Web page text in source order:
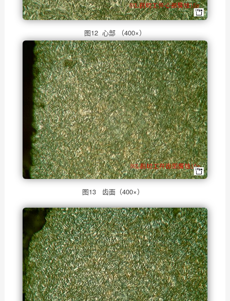
图12 心部 （400×）
图13 齿面（400×）